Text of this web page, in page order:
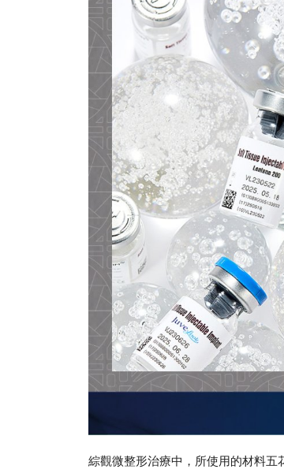
綜觀微整形治療中，所使用的材料五